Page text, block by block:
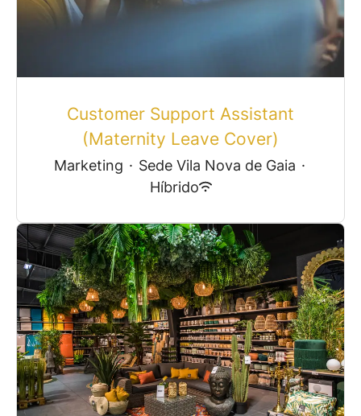
Customer Support Assistant
(Maternity Leave Cover)
Marketing · Sede Vila Nova de Gaia ·
Híbrido